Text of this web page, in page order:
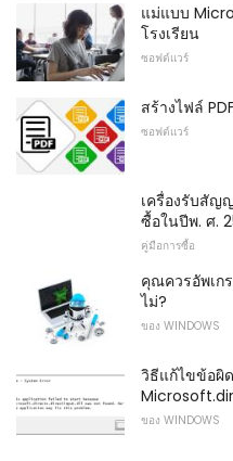
แม่แบบ
โรงเรียน
ซอฟต์แวร์
สร้างไฟล์
ซอฟต์แวร์
เครื่องรับสัญ
ซื้อในปีพ. ศ.
คู่มือการซื้อ
คุณควรอัพเก
ไม่?
ของ WINDOWS
วิธีแก้ไขข้อผิ
ของ WINDOWS